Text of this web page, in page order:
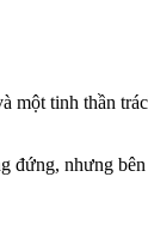
một tinh thần
đứng, nhưng